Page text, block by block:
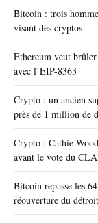
Bitcoin : trois
visant des cryptos
Ethereum veut brûler
avec l’EIP-8363
Crypto : un ancien
près de 1 million de
Crypto : Cathie
avant le vote du
Bitcoin repasse les
réouverture du